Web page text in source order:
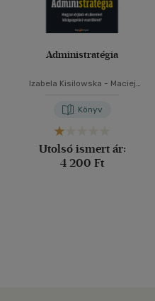
Administratégia
Izabela Kisilowska - Maciej
Könyv
Utolsó ismert ár:
4 200 Ft